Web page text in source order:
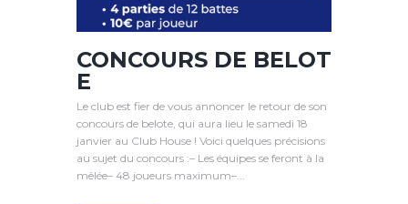
CONCOURS DE BELOT
E
Le club est fier de vous annoncer le retour de son
concours de belote, qui aura lieu le samedi 18
janvier au Club House ! Voici quelques précisions
au sujet du concours :– Les équipes se feront à la
mêlée– 48 joueurs maximum–...